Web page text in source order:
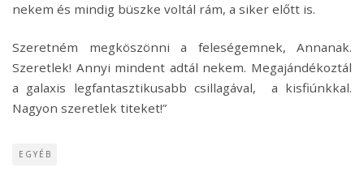
nekem és mindig büszke voltál rám, a siker előtt is.
Szeretném megköszönni a feleségemnek, Annanak.
Szeretlek! Annyi mindent adtál nekem. Megajándékoztál
a galaxis legfantasztikusabb csillagával, a kisfiúnkkal.
Nagyon szeretlek titeket!”
EGYÉB